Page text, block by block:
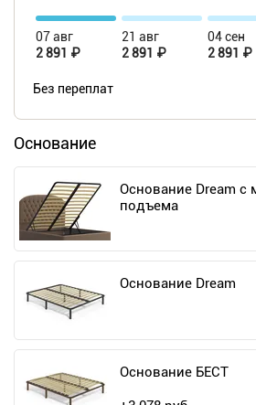
07 авг
2 891 ₽
21 авг
2 891 ₽
04 сен
2 891 ₽
Без переплат
Основание
Основание Dream c
подъема
Основание Dream
Основание БЕСТ